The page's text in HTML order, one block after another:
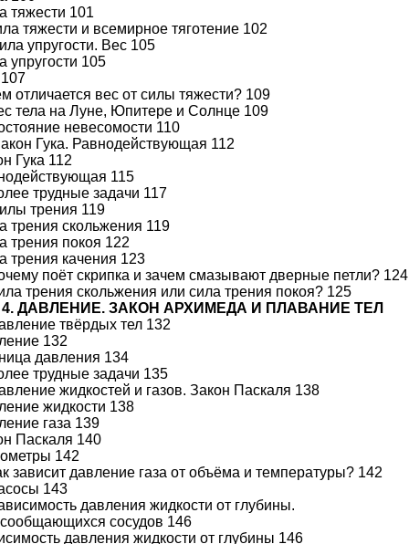
тяжести 101
тяжести и всемирное тяготение 102
упругости. Вес 105
упругости 105
отличается вес от силы тяжести? 109
тела на Луне, Юпитере и Солнце 109
невесомости 110
Гука. Равнодействующая 112
Гука 112
115
трудные задачи 117
трения 119
трения скольжения 119
трения покоя 122
трения качения 123
поёт скрипка и зачем смазывают дверные петли? 124
трения скольжения или сила трения покоя? 125
4. ДАВЛЕНИЕ. ЗАКОН АРХИМЕДА И ПЛАВАНИЕ ТЕЛ
твёрдых тел 132
132
давления 134
трудные задачи 135
жидкостей и газов. Закон Паскаля 138
жидкости 138
газа 139
Паскаля 140
142
зависит давление газа от объёма и температуры? 142
143
давления жидкости от глубины.
сосудов 146
давления жидкости от глубины 146